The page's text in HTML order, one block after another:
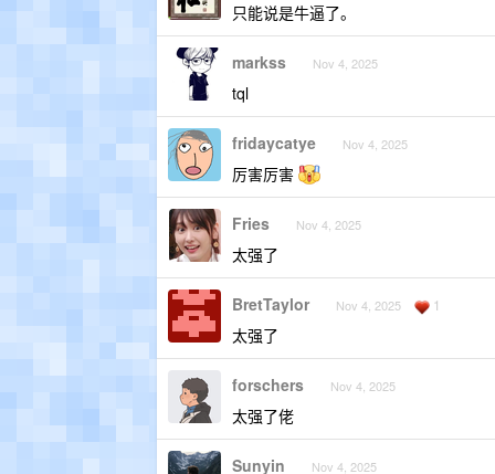
只能说是牛逼了。
markss Nov 4, 2025
tql
fridaycatye Nov 4, 2025
厉害厉害
Fries Nov 4, 2025
太强了
BretTaylor Nov 4, 2025 1
太强了
forschers Nov 4, 2025
太强了佬
Sunyin Nov 4, 2025